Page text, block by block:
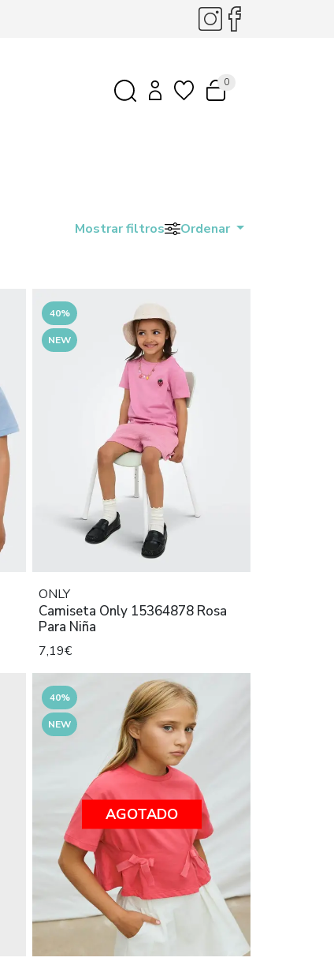
0
Mostrar filtros Ordenar
40%
NEW
ONLY
Camiseta Only 15364878 Rosa
Para Niña
7,19€
40%
NEW
AGOTADO